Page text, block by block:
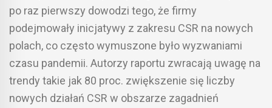
po raz pierwszy dowodzi tego, że firmy
podejmowały inicjatywy z zakresu CSR na nowych
polach, co często wymuszone było wyzwaniami
czasu pandemii. Autorzy raportu zwracają uwagę na
trendy takie jak 80 proc. zwiększenie się liczby
nowych działań CSR w obszarze zagadnień